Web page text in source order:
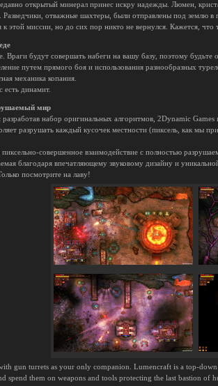
открытый минерал принес искру надежды. Люмен,
отважные шахтеры, были отправлены под землю
этой миссии, но до сих пор никто не вернулся. Кажется, что
Враги будут совершать набеги на вашу базу, поэтому будьте
путем прямого боя и использования разнообразных
механика копания.
динамит.
мир
набор оригинальных алгоритмов, 2Dynamic
разрушать каждый кусочек местности (пиксель, как мы
совершенное взаимодействие с полностью
благодаря впечатляющему звуковому дизайну и
посмотрите на лаву!
gun turrets as your only companion. Lumencraft is a top-
spend them on weapons and tools protecting the last bastion of